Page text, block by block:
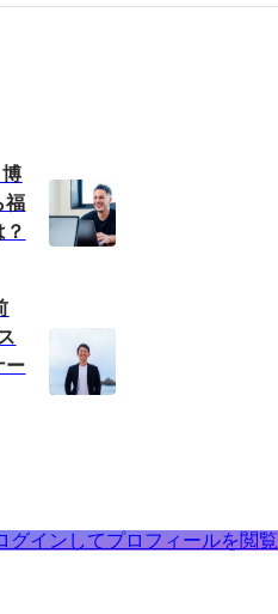
福
ー
グインしてプロフィールを閲覧